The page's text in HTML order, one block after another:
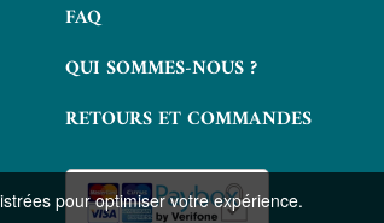
pour optimiser votre expérience.
FAQ
QUI SOMMES-NOUS ?
RETOURS ET COMMANDES